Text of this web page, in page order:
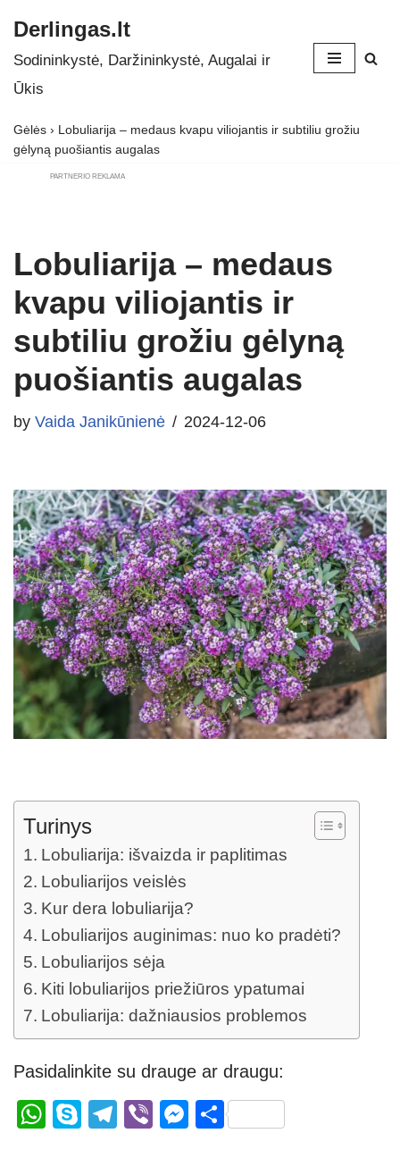
Skip
to
Derlingas.lt
Sodininkystė, Daržininkystė, Augalai ir
Ūkis
Gėlės › Lobuliarija – medaus kvapu viliojantis ir subtiliu grožiu
gėlyną puošiantis augalas
PARTNERIO REKLAMA
Lobuliarija – medaus
kvapu viliojantis ir
subtiliu grožiu gėlyną
puošiantis augalas
by Vaida Janikūnienė 2024-12-06
Turinys
Lobuliarija: išvaizda ir paplitimas
Lobuliarijos veislės
Kur dera lobuliarija?
Lobuliarijos auginimas: nuo ko pradėti?
Lobuliarijos sėja
Kiti lobuliarijos priežiūros ypatumai
Lobuliarija: dažniausios problemos
Pasidalinkite su drauge ar draugu:
W
S
T
Vi
M S